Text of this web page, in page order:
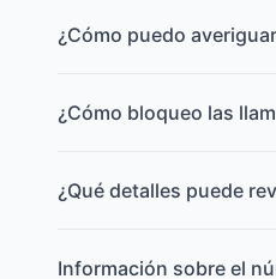
¿Cómo puedo
¿Cómo bloqueo las
¿Qué detalles puede
Información sobre el